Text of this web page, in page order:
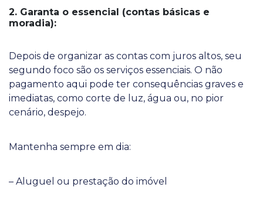
2. Garanta o essencial (contas básicas e
moradia):
Depois de organizar as contas com juros altos, seu
segundo foco são os serviços essenciais. O não
pagamento aqui pode ter consequências graves e
imediatas, como corte de luz, água ou, no pior
cenário, despejo.
Mantenha sempre em dia:
– Aluguel ou prestação do imóvel